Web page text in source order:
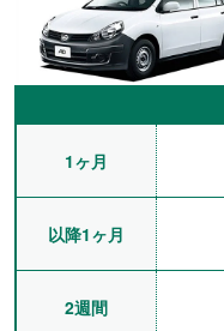
1ヶ月
以降1ヶ月
2週間